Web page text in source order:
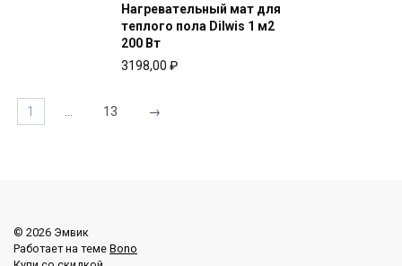
Нагревательный мат для
теплого пола Dilwis 1 м2
200 Вт
3198,00 ₽
1 13 →
© 2026 Эмвик
Работает на теме Bono